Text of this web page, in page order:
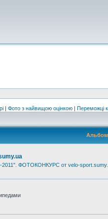
| Фото з найвищою оцінкою | Переможці
Альбом
ФОТОКОНКУРС от velo-